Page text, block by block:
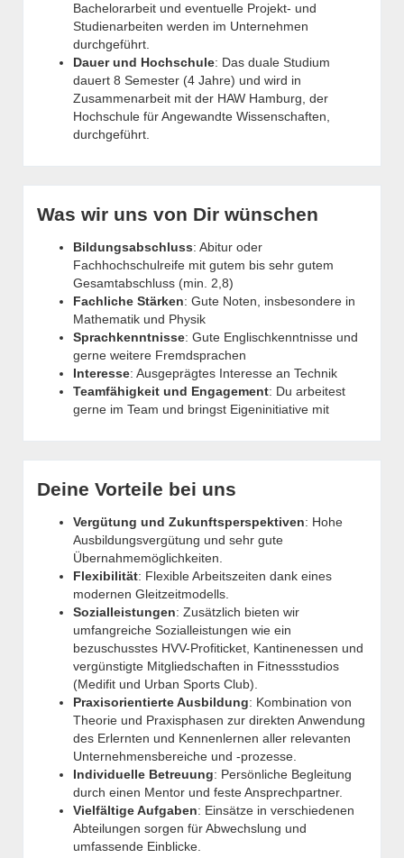
Bachelorarbeit und eventuelle Projekt- und
Studienarbeiten werden im Unternehmen
durchgeführt.
Dauer und Hochschule: Das duale Studium
dauert 8 Semester (4 Jahre) und wird in
Zusammenarbeit mit der HAW Hamburg, der
Hochschule für Angewandte Wissenschaften,
durchgeführt.
Was wir uns von Dir wünschen
Bildungsabschluss: Abitur oder
Fachhochschulreife mit gutem bis sehr gutem
Gesamtabschluss (min. 2,8)
Fachliche Stärken: Gute Noten, insbesondere in
Mathematik und Physik
Sprachkenntnisse: Gute Englischkenntnisse und
gerne weitere Fremdsprachen
Interesse: Ausgeprägtes Interesse an Technik
Teamfähigkeit und Engagement: Du arbeitest
gerne im Team und bringst Eigeninitiative mit
Deine Vorteile bei uns
Vergütung und Zukunftsperspektiven: Hohe
Ausbildungsvergütung und sehr gute
Übernahmemöglichkeiten.
Flexibilität: Flexible Arbeitszeiten dank eines
modernen Gleitzeitmodells.
Sozialleistungen: Zusätzlich bieten wir
umfangreiche Sozialleistungen wie ein
bezuschusstes HVV-Profiticket, Kantinenessen und
vergünstigte Mitgliedschaften in Fitnessstudios
(Medifit und Urban Sports Club).
Praxisorientierte Ausbildung: Kombination von
Theorie und Praxisphasen zur direkten Anwendung
des Erlernten und Kennenlernen aller relevanten
Unternehmensbereiche und -prozesse.
Individuelle Betreuung: Persönliche Begleitung
durch einen Mentor und feste Ansprechpartner.
Vielfältige Aufgaben: Einsätze in verschiedenen
Abteilungen sorgen für Abwechslung und
umfassende Einblicke.